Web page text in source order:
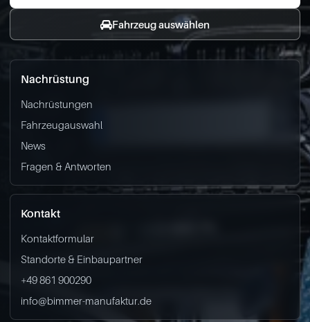
Fahrzeug auswählen
Nachrüstung
Nachrüstungen
Fahrzeugauswahl
News
Fragen & Antworten
Kontakt
Kontaktformular
Standorte & Einbaupartner
+49 861 900290
info@bimmer-manufaktur.de